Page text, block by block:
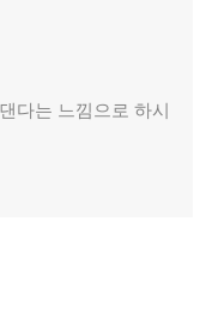
다는 느낌으로 하시